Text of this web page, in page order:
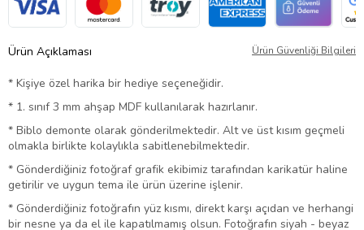
Ürün Açıklaması Ürün Güvenliği Bilgileri
* Kişiye özel harika bir hediye seçeneğidir.
* 1. sınıf 3 mm ahşap MDF kullanılarak hazırlanır.
* Biblo demonte olarak gönderilmektedir. Alt ve üst kısım geçmeli
olmakla birlikte kolaylıkla sabitlenebilmektedir.
* Gönderdiğiniz fotoğraf grafik ekibimiz tarafından karikatür haline
getirilir ve uygun tema ile ürün üzerine işlenir.
* Gönderdiğiniz fotoğrafın yüz kısmı, direkt karşı açıdan ve herhangi
bir nesne ya da el ile kapatılmamış olsun. Fotoğrafın siyah - beyaz